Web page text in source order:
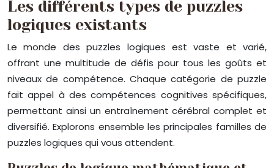
Les différents types de puzzles
logiques existants
Le monde des puzzles logiques est vaste et varié,
offrant une multitude de défis pour tous les goûts et
niveaux de compétence. Chaque catégorie de puzzle
fait appel à des compétences cognitives spécifiques,
permettant ainsi un entraînement cérébral complet et
diversifié. Explorons ensemble les principales familles de
puzzles logiques qui vous attendent.